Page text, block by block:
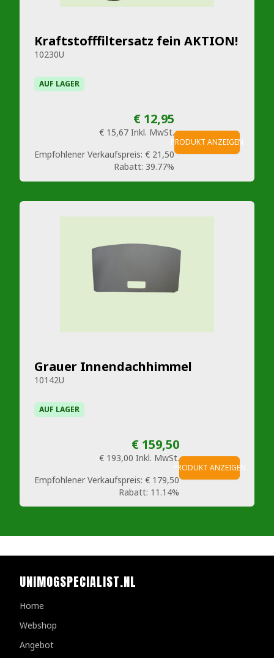
Kraftstofffiltersatz fein AKTION!
10230U
AUF LAGER
€ 12,95
€ 15,67 Inkl. MwSt.
Empfohlener Verkaufspreis: € 21,50
Rabatt: 39.77%
PRODUKT ANZEIGEN
Grauer Innendachhimmel
10142U
AUF LAGER
€ 159,50
€ 193,00 Inkl. MwSt.
Empfohlener Verkaufspreis: € 179,50
Rabatt: 11.14%
PRODUKT ANZEIGEN
UNIMOGSPECIALIST.NL
Home
Webshop
Angebot